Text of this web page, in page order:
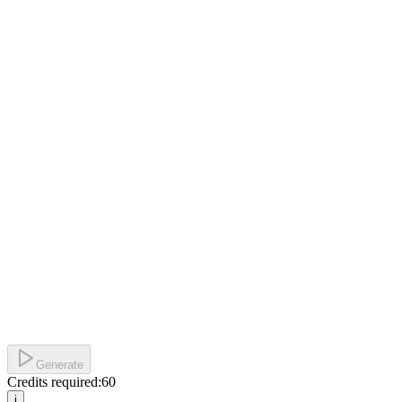
Generate
Credits required:60